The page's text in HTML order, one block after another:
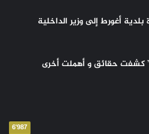
أغورط إلى وزير الداخلية
كشفت حقائق و أهملت أخرى
6٬987